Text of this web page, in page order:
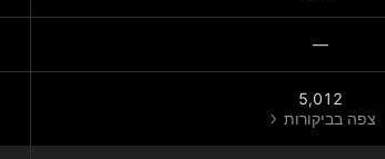
—
5,012
צפה בביקורות